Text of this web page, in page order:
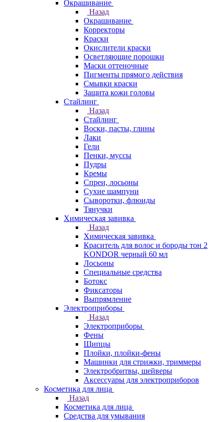
Окрашивание
Назад
Окрашивание
Корректоры
Краски
Окислители краски
Осветляющие порошки
Маски оттеночные
Пигменты прямого действия
Смывки краски
Защита кожи головы
Стайлинг
Назад
Стайлинг
Воски, пасты, глины
Лаки
Гели
Пенки, муссы
Пудры
Кремы
Спреи, лосьоны
Сухие шампуни
Сыворотки, флюиды
Тянучки
Химическая завивка
Назад
Химическая завивка
Краситель для волос и бороды тон 2
KONDOR черный 60 мл
Лосьоны
Специальные средства
Ботокс
Фиксаторы
Выпрямление
Электроприборы
Назад
Электроприборы
Фены
Щипцы
Плойки, плойки-фены
Машинки для стрижки, триммеры
Электробритвы, шейверы
Аксессуары для электроприборов
Косметика для лица
Назад
Косметика для лица
Средства для умывания